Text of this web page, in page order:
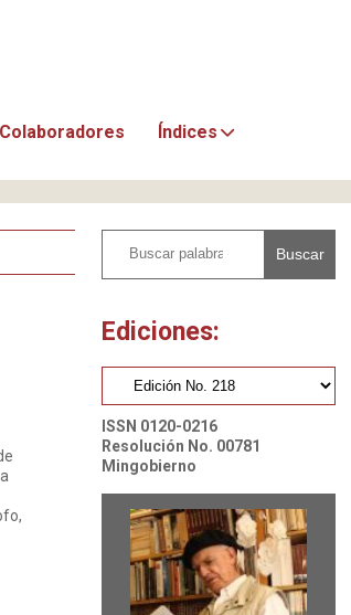
Colaboradores Índices
Buscar
Ediciones:
ISSN 0120-0216
Resolución No. 00781
Mingobierno